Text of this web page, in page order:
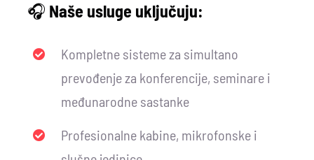
🎧 Naše usluge uključuju:
Kompletne sisteme za simultano
prevođenje za konferencije, seminare i
međunarodne sastanke
Profesionalne kabine, mikrofonske i